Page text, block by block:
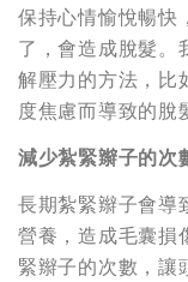
保持心情愉悅暢快
了，會造成脫髮。
解壓力的方法，比
度焦慮而導致的脫
減少紮緊辮子的次
長期紮緊辮子會導
營養，造成毛囊損
緊辮子的次數，讓